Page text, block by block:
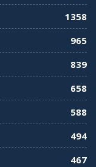
1358
965
839
658
588
494
467